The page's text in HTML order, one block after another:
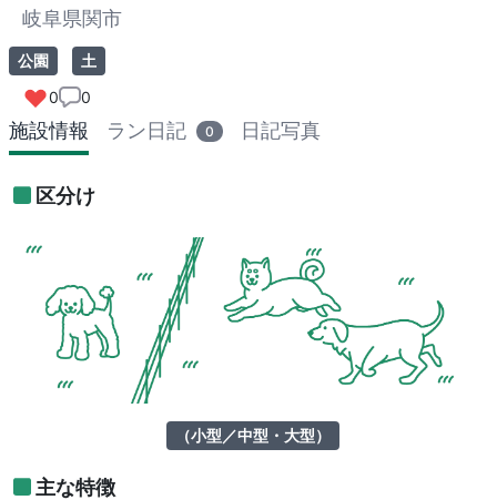
岐阜県関市
公園
土
0
0
施設情報 ラン日記 0 日記写真
区分け
（小型／中型・大型）
主な特徴